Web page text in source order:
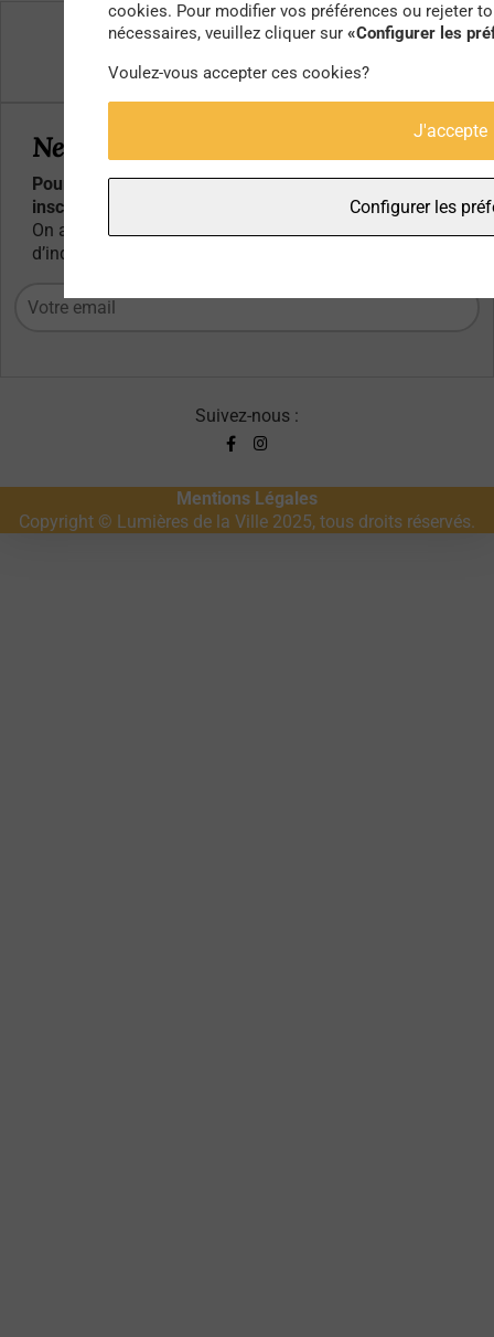
Qui sommes-nous ?
Contacts
Newsletter
Pour ne rater aucun article, événement ou bon plan,
inscrivez-vous à notre newsletter :
On aime partager mais pour votre adresse mail, pas
d’inquiétude, ça reste entre nous :)
Suivez-nous :
Mentions Légales
Copyright © Lumières de la Ville 2025, tous droits réservés.
cookies. Pour modifier vos préférences ou rejeter
nécessaires, veuillez cliquer sur «Configurer les
Voulez-vous accepter ces cookies?
J'accepte
Configurer les